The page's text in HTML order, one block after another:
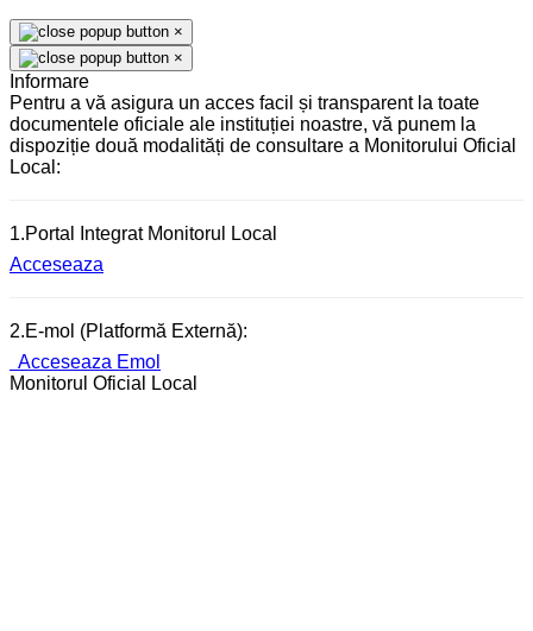
×
×
Informare
Pentru a vă asigura un acces facil și transparent la toate
documentele oficiale ale instituției noastre, vă punem la
dispoziție două modalități de consultare a Monitorului Oficial
Local:
1.Portal Integrat Monitorul Local
Acceseaza
2.E-mol (Platformă Externă):
Acceseaza Emol
Monitorul Oficial Local